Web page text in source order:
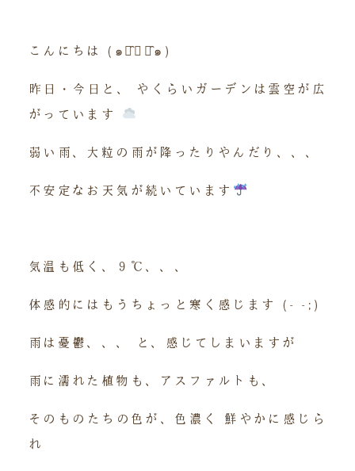
こんにちは (๑･̑◡･̑๑)
昨日・今日と、 やくらいガーデンは雲空が広
がっています
弱い雨、大粒の雨が降ったりやんだり、、、
不安定なお天気が続いています
気温も低く、９℃、、、
体感的にはもうちょっと寒く感じます (- -;)
雨は憂鬱、、、 と、感じてしまいますが
雨に濡れた植物も、アスファルトも、
そのものたちの色が、色濃く 鮮やかに感じら
れ